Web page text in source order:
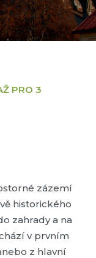
PRO 3
zázemí
historického
zahrady a na
v prvním
z hlavní